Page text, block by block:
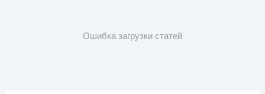
Ошибка загрузки статей